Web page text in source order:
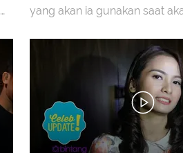
yang akan ia gunakan saat